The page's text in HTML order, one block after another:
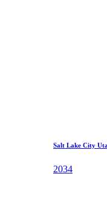
Salt Lake City
2034